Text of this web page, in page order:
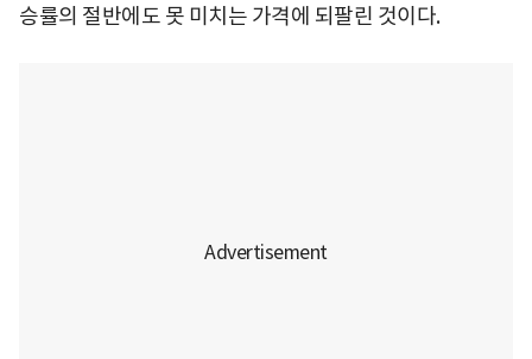
승률의 절반에도 못 미치는 가격에 되팔린 것이다.